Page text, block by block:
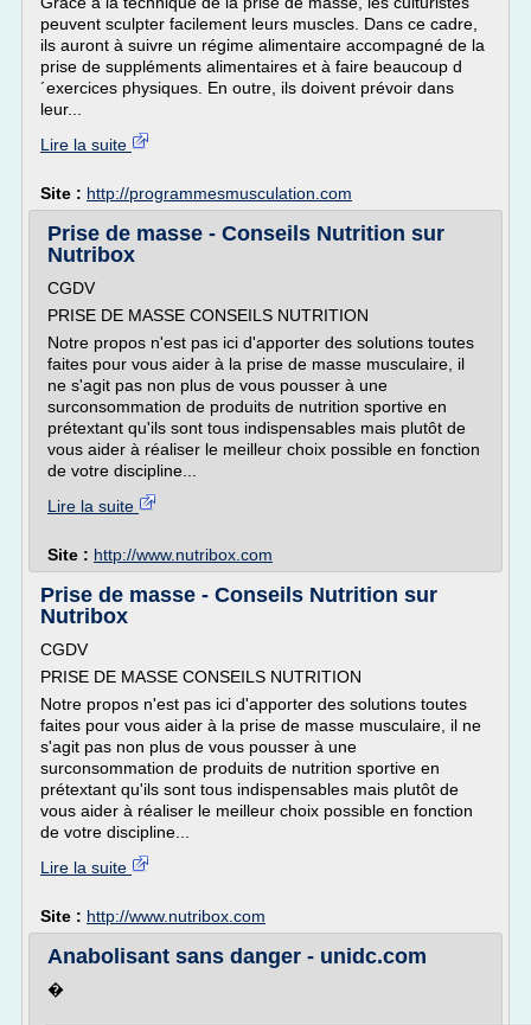
peuvent sculpter facilement leurs muscles. Dans ce cadre,
ils auront à suivre un régime alimentaire accompagné de la
prise de suppléments alimentaires et à faire beaucoup d
´exercices physiques. En outre, ils doivent prévoir dans
leur...
Lire la suite
Site : http://programmesmusculation.com
Prise de masse - Conseils Nutrition sur
Nutribox
CGDV
PRISE DE MASSE CONSEILS NUTRITION
Notre propos n'est pas ici d'apporter des solutions toutes
faites pour vous aider à la prise de masse musculaire, il
ne s'agit pas non plus de vous pousser à une
surconsommation de produits de nutrition sportive en
prétextant qu'ils sont tous indispensables mais plutôt de
vous aider à réaliser le meilleur choix possible en fonction
de votre discipline...
Lire la suite
Site : http://www.nutribox.com
Prise de masse - Conseils Nutrition sur
Nutribox
CGDV
PRISE DE MASSE CONSEILS NUTRITION
Notre propos n'est pas ici d'apporter des solutions toutes
faites pour vous aider à la prise de masse musculaire, il ne
s'agit pas non plus de vous pousser à une
surconsommation de produits de nutrition sportive en
prétextant qu'ils sont tous indispensables mais plutôt de
vous aider à réaliser le meilleur choix possible en fonction
de votre discipline...
Lire la suite
Site : http://www.nutribox.com
Anabolisant sans danger - unidc.com
�